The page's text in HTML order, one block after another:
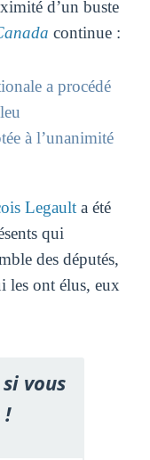
d’un buste
continue :
a procédé
à l’unanimité
Legaulta été
qui
des députés,
les ont élus, eux
vous
!